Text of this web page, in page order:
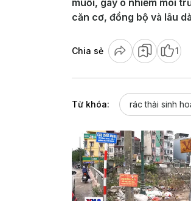
căn cơ, đồng bộ và lâu
Chia sẻ 1
Từ khóa: rác thải sinh